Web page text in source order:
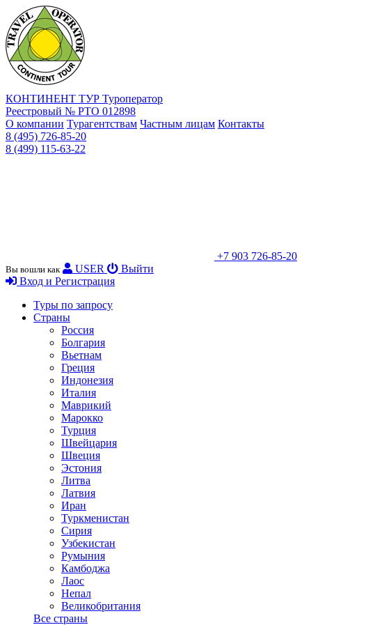
КОНТИНЕНТ ТУР Туроператор
Реестровый № РТО 012898
О компании Турагентствам Частным лицам Контакты
8 (495) 726-85-20
8 (499) 115-63-22
+7 903 726-85-20
Вы вошли как USER
Выйти
Вход и Регистрация
Туры по запросу
Страны
Россия
Болгария
Вьетнам
Греция
Индонезия
Италия
Маврикий
Марокко
Турция
Швейцария
Швеция
Эстония
Литва
Латвия
Иран
Туркменистан
Сирия
Узбекистан
Румыния
Камбоджа
Лаос
Непал
Великобритания
Все страны